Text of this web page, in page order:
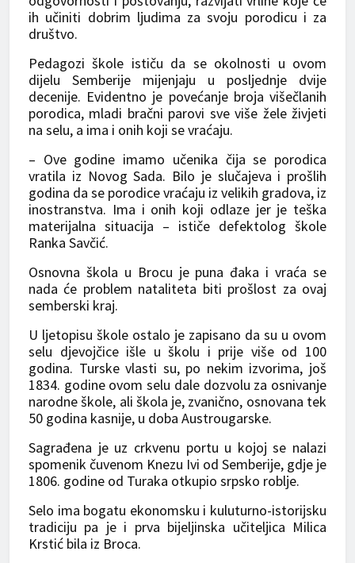
ih učiniti dobrim ljudima za svoju porodicu i za
društvo.
Pedagozi škole ističu da se okolnosti u ovom
dijelu Semberije mijenjaju u posljednje dvije
decenije. Evidentno je povećanje broja višečlanih
porodica, mladi bračni parovi sve više žele živjeti
na selu, a ima i onih koji se vraćaju.
– Ove godine imamo učenika čija se porodica
vratila iz Novog Sada. Bilo je slučajeva i prošlih
godina da se porodice vraćaju iz velikih gradova, iz
inostranstva. Ima i onih koji odlaze jer je teška
materijalna situacija – ističe defektolog škole
Ranka Savčić.
Osnovna škola u Brocu je puna đaka i vraća se
nada će problem nataliteta biti prošlost za ovaj
semberski kraj.
U ljetopisu škole ostalo je zapisano da su u ovom
selu djevojčice išle u školu i prije više od 100
godina. Turske vlasti su, po nekim izvorima, još
1834. godine ovom selu dale dozvolu za osnivanje
narodne škole, ali škola je, zvanično, osnovana tek
50 godina kasnije, u doba Austrougarske.
Sagrađena je uz crkvenu portu u kojoj se nalazi
spomenik čuvenom Knezu Ivi od Semberije, gdje je
1806. godine od Turaka otkupio srpsko roblje.
Selo ima bogatu ekonomsku i kuluturno-istorijsku
tradiciju pa je i prva bijeljinska učiteljica Milica
Krstić bila iz Broca.